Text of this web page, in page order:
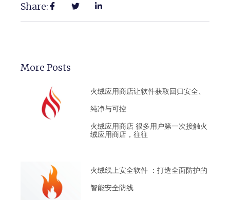
Share:
More Posts
火绒应用商店让软件获取回归安全、
纯净与可控
火绒应用商店 很多用户第一次接触火
绒应用商店，往往
火绒线上安全软件 ：打造全面防护的
智能安全防线